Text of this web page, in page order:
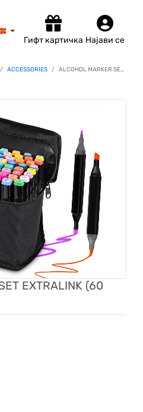
Гифт картичка Најави се
ACCESSORIES ALCOHOL MARKER SET EXTRALINK (60 colors) DUAL TIP
EXTRALINK (60